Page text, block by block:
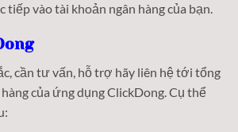
tiếp vào tài khoản ngân hàng của bạn.
cần tư vấn, hỗ trợ hãy liên hệ tới tổng
của ứng dụng ClickDong. Cụ thể